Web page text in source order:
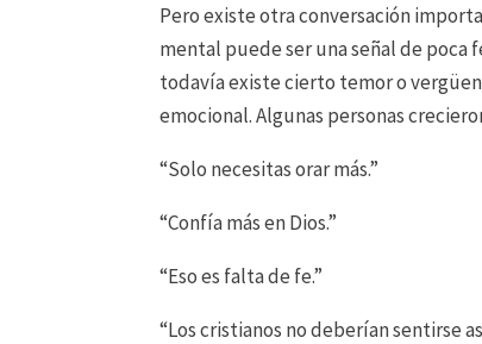
Pero existe otra conversación
mental puede ser una señal de poca
todavía existe cierto temor o
emocional. Algunas personas
“Solo necesitas orar más.”
“Confía más en Dios.”
“Eso es falta de fe.”
“Los cristianos no deberían sentirse